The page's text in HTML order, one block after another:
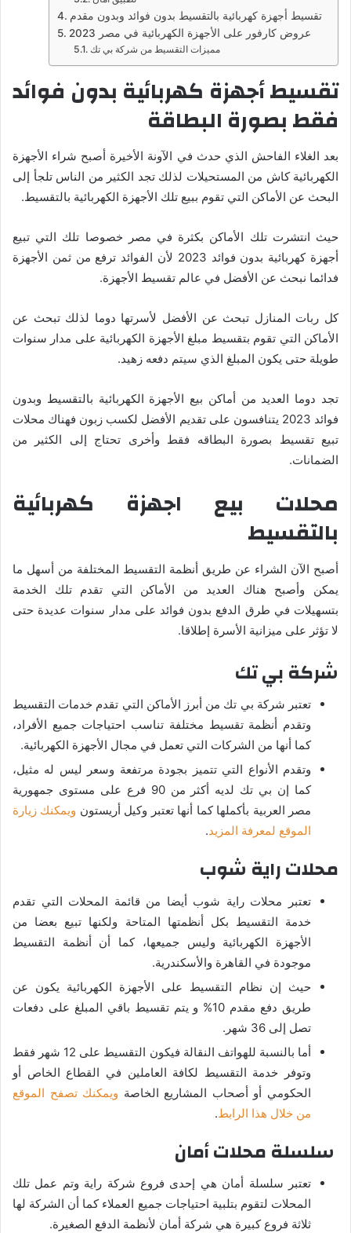
تقسيط أجهزة كهربائية بالتقسيط بدون فوائد وبدون مقدم
عروض كارفور على الأجهزة الكهربائية في مصر 2023
مميزات التقسيط من شركة بي تك
تقسيط أجهزة كهربائية بدون فوائد
فقط بصورة البطاقة
بعد الغلاء الفاحش الذي حدث في الآونة الأخيرة أصبح شراء الأجهزة
الكهربائية كاش من المستحيلات لذلك تجد الكثير من الناس تلجأ إلى
البحث عن الأماكن التي تقوم ببيع تلك الأجهزة الكهربائية بالتقسيط.
حيث انتشرت تلك الأماكن بكثرة في مصر خصوصا تلك التي تبيع
أجهزة كهربائية بدون فوائد 2023 لأن الفوائد ترفع من ثمن الأجهزة
فدائما نبحث عن الأفضل في عالم تقسيط الأجهزة.
كل ربات المنازل تبحث عن الأفضل لأسرتها دوما لذلك تبحث عن
الأماكن التي تقوم بتقسيط مبلغ الأجهزة الكهربائية على مدار سنوات
طويلة حتى يكون المبلغ الذي سيتم دفعه زهيد.
تجد دوما العديد من أماكن بيع الأجهزة الكهربائية بالتقسيط وبدون
فوائد 2023 يتنافسون على تقديم الأفضل لكسب زبون فهناك محلات
تبيع تقسيط بصورة البطاقه فقط وأخرى تحتاج إلى الكثير من
الضمانات.
محلات بيع اجهزة كهربائية
بالتقسيط
أصبح الآن الشراء عن طريق أنظمة التقسيط المختلفة من أسهل ما
يمكن وأصبح هناك العديد من الأماكن التي تقدم تلك الخدمة
بتسهيلات في طرق الدفع بدون فوائد على مدار سنوات عديدة حتى
لا تؤثر على ميزانية الأسرة إطلاقا.
شركة بي تك
تعتبر شركة بي تك من أبرز الأماكن التي تقدم خدمات التقسيط
وتقدم أنظمة تقسيط مختلفة تناسب احتياجات جميع الأفراد،
كما أنها من الشركات التي تعمل في مجال الأجهزة الكهربائية.
وتقدم الأنواع التي تتميز بجودة مرتفعة وسعر ليس له مثيل،
كما إن بي تك لديه أكثر من 90 فرع على مستوى جمهورية
مصر العربية بأكملها كما أنها تعتبر وكيل أريستون ويمكنك زيارة
الموقع لمعرفة المزيد.
محلات راية شوب
تعتبر محلات راية شوب أيضا من قائمة المحلات التي تقدم
خدمة التقسيط بكل أنظمتها المتاحة ولكنها تبيع بعضا من
الأجهزة الكهربائية وليس جميعها، كما أن أنظمة التقسيط
موجودة في القاهرة والأسكندرية.
حيث إن نظام التقسيط على الأجهزة الكهربائية يكون عن
طريق دفع مقدم 10% و يتم تقسيط باقي المبلغ على دفعات
تصل إلى 36 شهر.
أما بالنسبة للهواتف النقالة فيكون التقسيط على 12 شهر فقط
وتوفر خدمة التقسيط لكافة العاملين في القطاع الخاص أو
الحكومي أو أصحاب المشاريع الخاصة ويمكنك تصفح الموقع
من خلال هذا الرابط.
سلسلة محلات أمان
تعتبر سلسلة أمان هي إحدى فروع شركة راية وتم عمل تلك
المحلات لتقوم بتلبية احتياجات جميع العملاء كما أن الشركة لها
ثلاثة فروع كبيرة هي شركة أمان لأنظمة الدفع الصغيرة.